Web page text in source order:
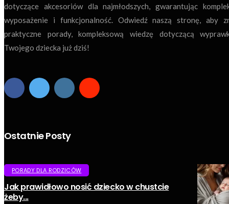
dotyczące akcesoriów dla najmłodszych, gwarantując
wyposażenie i funkcjonalność. Odwiedź naszą stronę, aby
praktyczne porady, kompleksową wiedzę dotyczącą
Twojego dziecka już dziś!
Ostatnie Posty
PORADY DLA RODZICÓW
Jak prawidłowo nosić dziecko w chustcie
żeby...